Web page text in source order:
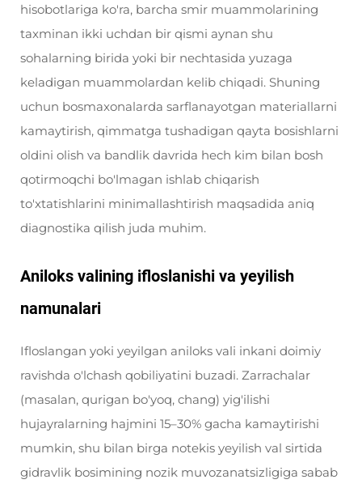
hisobotlariga ko'ra, barcha smir muammolarining
taxminan ikki uchdan bir qismi aynan shu
sohalarning birida yoki bir nechtasida yuzaga
keladigan muammolardan kelib chiqadi. Shuning
uchun bosmaxonalarda sarflanayotgan materiallarni
kamaytirish, qimmatga tushadigan qayta bosishlarni
oldini olish va bandlik davrida hech kim bilan bosh
qotirmoqchi bo'lmagan ishlab chiqarish
to'xtatishlarini minimallashtirish maqsadida aniq
diagnostika qilish juda muhim.
Aniloks valining ifloslanishi va yeyilish
namunalari
Ifloslangan yoki yeyilgan aniloks vali inkani doimiy
ravishda o'lchash qobiliyatini buzadi. Zarrachalar
(masalan, qurigan bo'yoq, chang) yig'ilishi
hujayralarning hajmini 15–30% gacha kamaytirishi
mumkin, shu bilan birga notekis yeyilish val sirtida
gidravlik bosimining nozik muvozanatsizligiga sabab